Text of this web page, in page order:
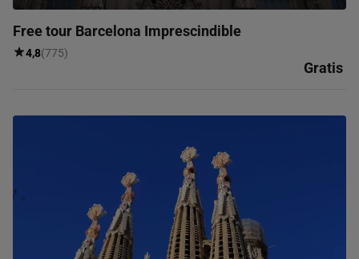
Free tour Barcelona Imprescindible
4,8(775)
Gratis